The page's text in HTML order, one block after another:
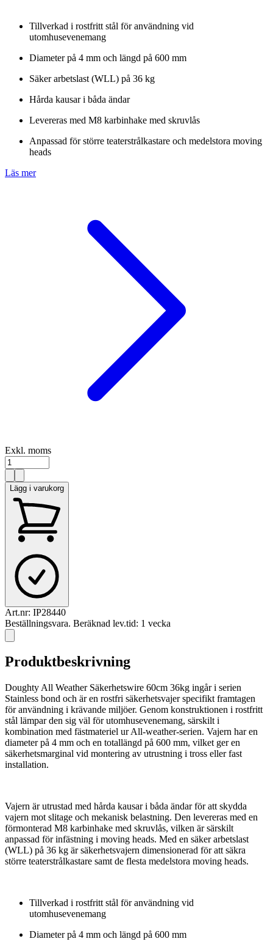
Tillverkad i rostfritt stål för användning vid
utomhusevenemang
Diameter på 4 mm och längd på 600 mm
Säker arbetslast (WLL) på 36 kg
Hårda kausar i båda ändar
Levereras med M8 karbinhake med skruvlås
Anpassad för större teaterstrålkastare och medelstora moving
heads
Läs mer
Exkl. moms
Lägg i varukorg
Art.nr: IP28440
Beställningsvara. Beräknad lev.tid: 1 vecka
Produktbeskrivning
Doughty All Weather Säkerhetswire 60cm 36kg ingår i serien
Stainless bond och är en rostfri säkerhetsvajer specifikt framtagen
för användning i krävande miljöer. Genom konstruktionen i rostfritt
stål lämpar den sig väl för utomhusevenemang, särskilt i
kombination med fästmateriel ur All-weather-serien. Vajern har en
diameter på 4 mm och en totallängd på 600 mm, vilket ger en
säkerhetsmarginal vid montering av utrustning i tross eller fast
installation.
Vajern är utrustad med hårda kausar i båda ändar för att skydda
vajern mot slitage och mekanisk belastning. Den levereras med en
förmonterad M8 karbinhake med skruvlås, vilken är särskilt
anpassad för infästning i moving heads. Med en säker arbetslast
(WLL) på 36 kg är säkerhetsvajern dimensionerad för att säkra
större teaterstrålkastare samt de flesta medelstora moving heads.
Tillverkad i rostfritt stål för användning vid
utomhusevenemang
Diameter på 4 mm och längd på 600 mm